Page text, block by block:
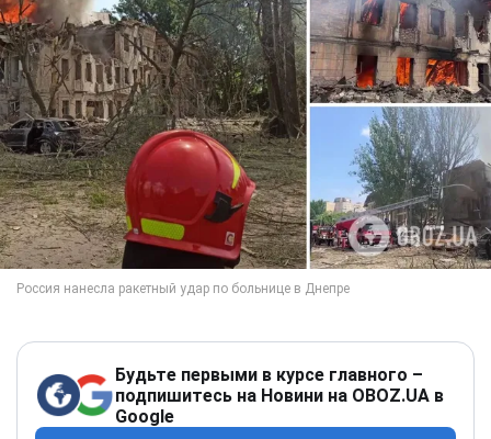
Будьте первыми в курсе главного –
подпишитесь на Новини на OBOZ.UA в
Google